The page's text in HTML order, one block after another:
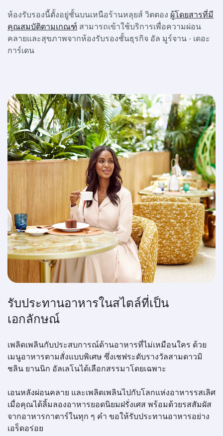
ห้องรับรองนี้ตั้งอยู่ชั้นบนเหนือร้านหลุยส์ วิตตอง ผู้โดยสารที่มี
คุณสมบัติตามเกณฑ์ สามารถเข้าใช้บริการเพื่อความผ่อน
คลายและสุขภาพจากห้องรับรองชั้นธุรกิจ อัล มูร์จาน - เดอะ
การ์เดน
รับประทานอาหารในสไตล์ที่เป็น
เอกลักษณ์
เพลิดเพลินกับประสบการณ์ด้านอาหารที่ไม่เหมือนใคร ด้วย
เมนูอาหารตามสั่งแบบพิเศษ ซึ่งเชฟระดับรางวัลสามดาวมิ
ชลิน ยานนิก อัลเลโนได้เลือกสรรมาโดยเฉพาะ
เอนหลังผ่อนคลาย และเพลิดเพลินไปกับโลกแห่งอาหารรสเลิศ
เมื่อคุณได้ลิ้มลองอาหารยอดนิยมฝรั่งเศส พร้อมด้วยรสสัมผัส
จากอาหารกาตาร์ในทุก ๆ คำ ขอให้รับประทานอาหารอย่าง
เอร็ดอร่อย